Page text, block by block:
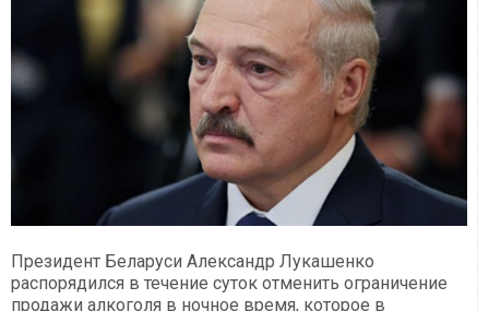
Президент Беларуси Александр Лукашенко
распорядился в течение суток отменить ограничение
продажи алкоголя в ночное время, которое в